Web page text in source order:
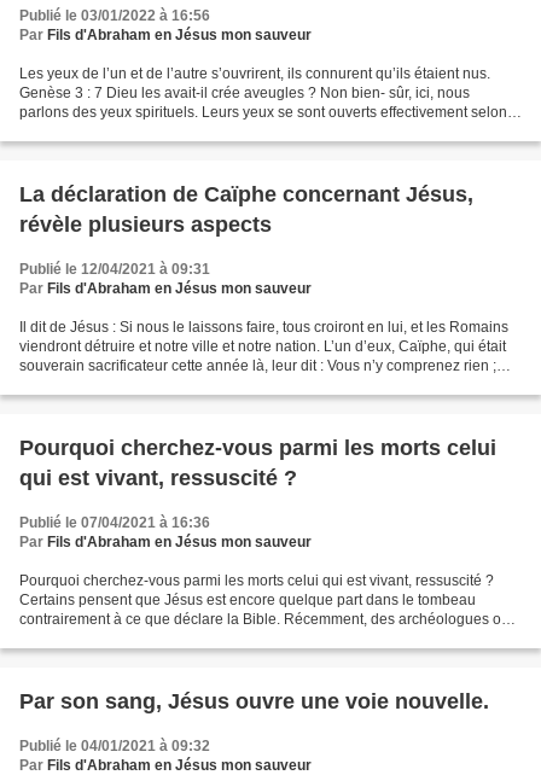
Publié le 03/01/2022 à 16:56
Par Fils d'Abraham en Jésus mon sauveur
Les yeux de l’un et de l’autre s’ouvrirent, ils connurent qu’ils étaient nus.
Genèse 3 : 7 Dieu les avait-il crée aveugles ? Non bien- sûr, ici, nous
parlons des yeux spirituels. Leurs yeux se sont ouverts effectivement selon
La déclaration de Caïphe concernant Jésus,
révèle plusieurs aspects
Publié le 12/04/2021 à 09:31
Par Fils d'Abraham en Jésus mon sauveur
Il dit de Jésus : Si nous le laissons faire, tous croiront en lui, et les Romains
viendront détruire et notre ville et notre nation. L’un d’eux, Caïphe, qui était
souverain sacrificateur cette année là, leur dit : Vous n’y comprenez rien ;
Pourquoi cherchez-vous parmi les morts celui
qui est vivant, ressuscité ?
Publié le 07/04/2021 à 16:36
Par Fils d'Abraham en Jésus mon sauveur
Pourquoi cherchez-vous parmi les morts celui qui est vivant, ressuscité ?
Certains pensent que Jésus est encore quelque part dans le tombeau
contrairement à ce que déclare la Bible. Récemment, des archéologues ont
Par son sang, Jésus ouvre une voie nouvelle.
Publié le 04/01/2021 à 09:32
Par Fils d'Abraham en Jésus mon sauveur